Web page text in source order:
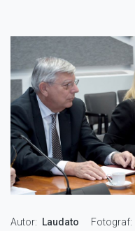
Autor Laudato Fotograf